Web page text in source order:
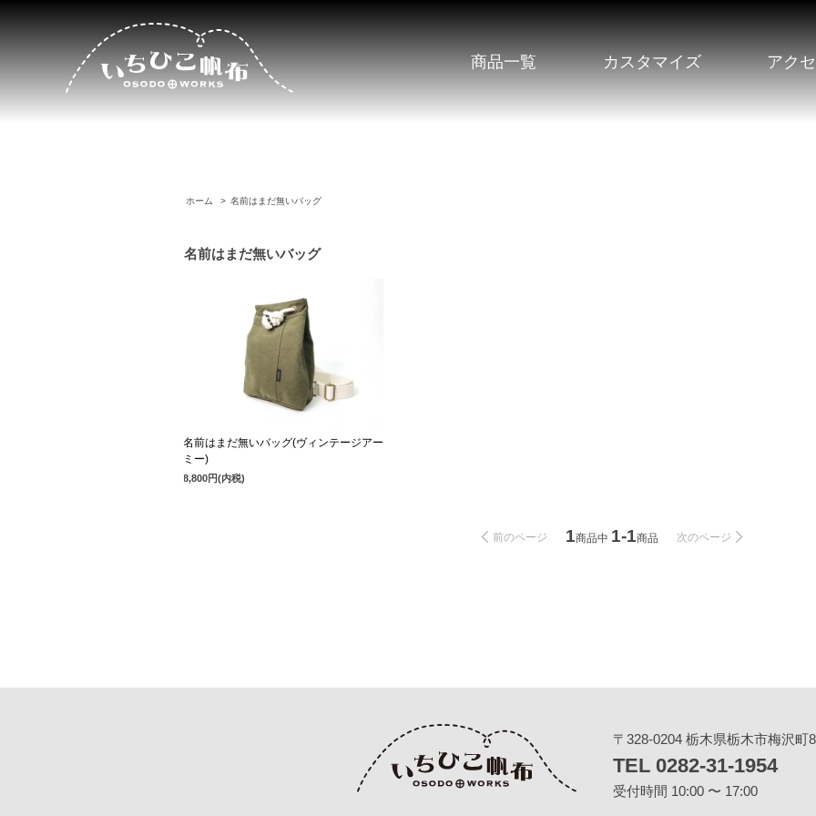
商品一覧 カスタマイズ アク
ホーム > 名前はまだ無いバッグ
名前はまだ無いバッグ
名前はまだ無いバッグ(ヴィンテージアー
ミー)
8,800円(内税)
前のページ 1商品中 1-1商品 次のページ
〒328-0204 栃木県栃木市梅沢町
TEL 0282-31-1954
受付時間 10:00 〜 17:00